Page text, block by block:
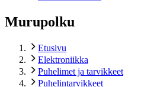
Murupolku
Etusivu
Elektroniikka
Puhelimet ja tarvikkeet
Puhelintarvikkeet